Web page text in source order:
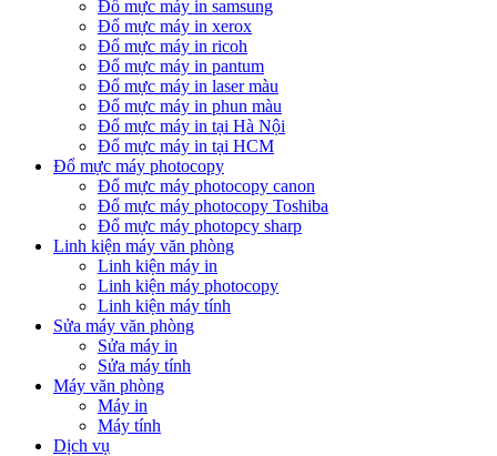
Đổ mực máy in samsung
Đổ mực máy in xerox
Đổ mực máy in ricoh
Đổ mực máy in pantum
Đổ mực máy in laser màu
Đổ mực máy in phun màu
Đổ mực máy in tại Hà Nội
Đổ mực máy in tại HCM
Đổ mực máy photocopy
Đổ mực máy photocopy canon
Đổ mực máy photocopy Toshiba
Đổ mực máy photopcy sharp
Linh kiện máy văn phòng
Linh kiện máy in
Linh kiện máy photocopy
Linh kiện máy tính
Sửa máy văn phòng
Sửa máy in
Sửa máy tính
Máy văn phòng
Máy in
Máy tính
Dịch vụ